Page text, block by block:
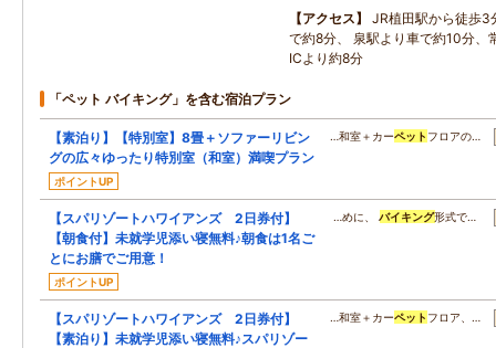
アクセス
JR植田駅から徒歩3
で約8分、 泉駅より車で約10分、
ICより約8分
「ペット バイキング」を含む宿泊プラン
【素泊り】【特別室】8畳＋ソファーリビン
グの広々ゆったり特別室（和室）満喫プラン
ポイントUP
…和室＋カーペット フロアの…
【スパリゾートハワイアンズ 2日券付】
【朝食付】未就学児添い寝無料♪朝食は1名ご
とにお膳でご用意！
ポイントUP
…めに、バイキング形式で…
【スパリゾートハワイアンズ 2日券付】
【素泊り】未就学児添い寝無料♪スパリゾー
…和室＋カーペット フロア、…